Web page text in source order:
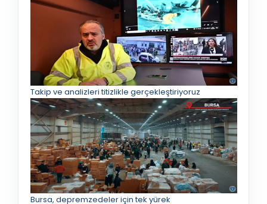
Takip ve analizleri titizlikle gerçekleştiriyoruz
Bursa, depremzedeler için tek yürek